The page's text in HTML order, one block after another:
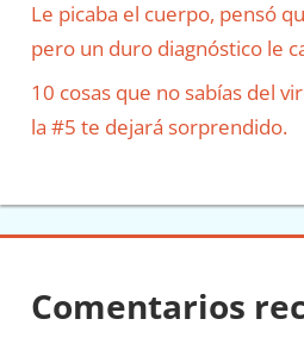
Le picaba el cuerpo, pensó
pero un duro diagnóstico le
10 cosas que no sabías del
la #5 te dejará sorprendido.
Comentarios